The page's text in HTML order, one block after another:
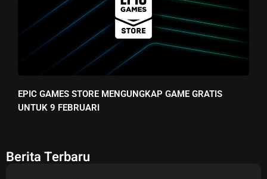
EPIC GAMES STORE MENGUNGKAP GAME GRATIS
UNTUK 9 FEBRUARI
Berita Terbaru